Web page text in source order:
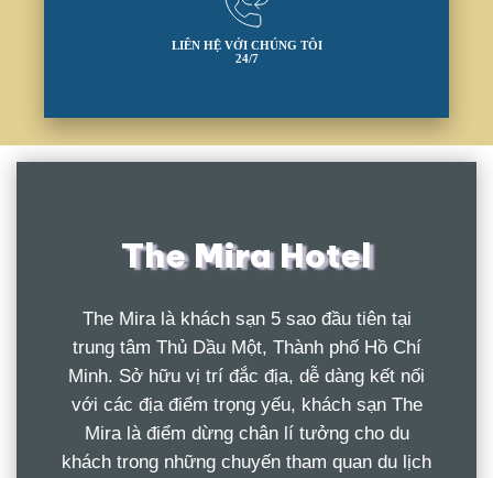
LIÊN HỆ VỚI CHÚNG TÔI
24/7
The Mira Hotel
The Mira là khách sạn 5 sao đầu tiên tại
trung tâm Thủ Dầu Một, Thành phố Hồ Chí
Minh. Sở hữu vị trí đắc địa, dễ dàng kết nối
với các địa điểm trọng yếu, khách sạn The
Mira là điểm dừng chân lí tưởng cho du
khách trong những chuyến tham quan du lịch